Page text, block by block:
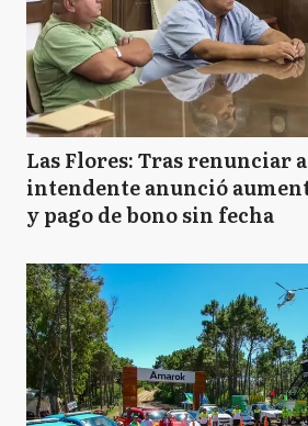
Las Flores: Tras renunciar
intendente anunció
y pago de bono sin fecha